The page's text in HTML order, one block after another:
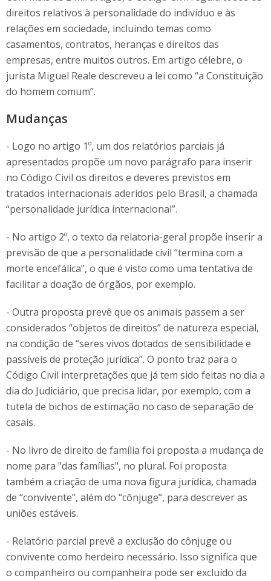
direitos relativos à personalidade do indivíduo e às
relações em sociedade, incluindo temas como
casamentos, contratos, heranças e direitos das
empresas, entre muitos outros. Em artigo célebre, o
jurista Miguel Reale descreveu a lei como “a Constituição
do homem comum”.
Mudanças
- Logo no artigo 1º, um dos relatórios parciais já
apresentados propõe um novo parágrafo para inserir
no Código Civil os direitos e deveres previstos em
tratados internacionais aderidos pelo Brasil, a chamada
“personalidade jurídica internacional”.
- No artigo 2º, o texto da relatoria-geral propõe inserir a
previsão de que a personalidade civil “termina com a
morte encefálica”, o que é visto como uma tentativa de
facilitar a doação de órgãos, por exemplo.
- Outra proposta prevê que os animais passem a ser
considerados “objetos de direitos” de natureza especial,
na condição de “seres vivos dotados de sensibilidade e
passíveis de proteção jurídica”. O ponto traz para o
Código Civil interpretações que já tem sido feitas no dia a
dia do Judiciário, que precisa lidar, por exemplo, com a
tutela de bichos de estimação no caso de separação de
casais.
- No livro de direito de família foi proposta a mudança de
nome para "das famílias", no plural. Foi proposta
também a criação de uma nova figura jurídica, chamada
de “convivente”, além do “cônjuge”, para descrever as
uniões estáveis.
- Relatório parcial prevê a exclusão do cônjuge ou
convivente como herdeiro necessário. Isso significa que
o companheiro ou companheira pode ser excluído da